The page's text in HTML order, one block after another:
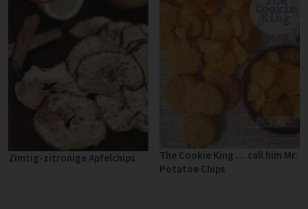
Zimtig-zitronige Apfelchips
The Cookie King … call him Mr.
Potatoe Chips